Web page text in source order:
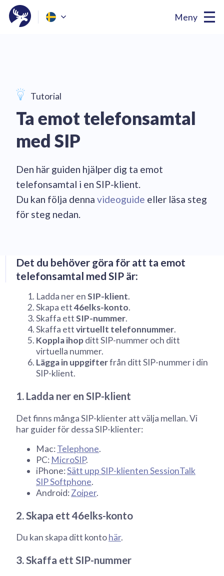
Meny
Tutorial
Ta emot telefonsamtal
med SIP
Den här guiden hjälper dig ta emot
telefonsamtal i en SIP-klient.
Du kan följa denna videoguide eller läsa steg
för steg nedan.
Det du behöver göra för att ta emot
telefonsamtal med SIP är:
Ladda ner enSIP-klient.
Skapa ett46elks-konto.
Skaffa ettSIP-nummer.
Skaffa ettvirtuellt telefonnummer.
Koppla ihopditt SIP-nummer och ditt
virtuella nummer.
Lägga in uppgifterfrån ditt SIP-nummer i din
SIP-klient.
1. Ladda ner en SIP-klient
Det finns många SIP-klienter att välja mellan. Vi
har guider för dessa SIP-klienter:
Mac:Telephone.
PC: MicroSIP.
iPhone:Sätt upp SIP-klienten SessionTalk
SIP Softphone.
Android:Zoiper.
2. Skapa ett 46elks-konto
Du kan skapa ditt kontohär.
3. Skaffa ett SIP-nummer